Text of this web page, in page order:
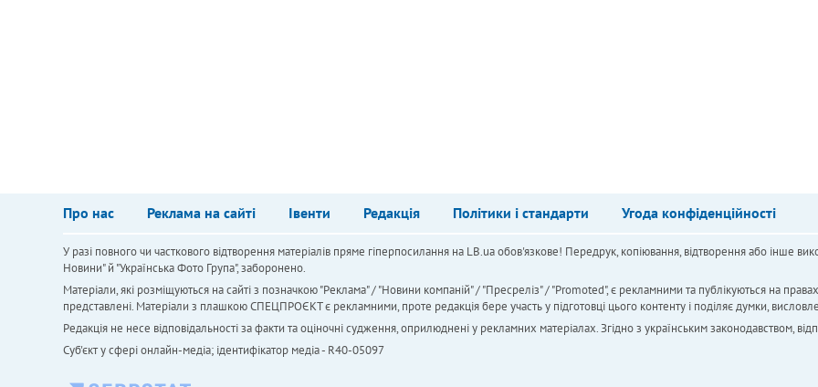
Про нас Реклама на сайті Івенти Редакція Політики і стандарти Угода конфіденційності
У разі повного чи часткового відтворення матеріалів пряме гіперпосилання на LB.ua обов'язкове! Передрук, копіювання, відтворення або інше
Новини" й "Українська Фото Група", заборонено.
Матеріали, які розміщуються на сайті з позначкою "Реклама" / "Новини компаній" / "Пресреліз" / "Promoted", є рекламними та публікуються на
представлені. Матеріали з плашкою СПЕЦПРОЄКТ є рекламними, проте редакція бере участь у підготовці цього контенту і поділяє думки,
Редакція не несе відповідальності за факти та оціночні судження, оприлюднені у рекламних матеріалах. Згідно з українським законодавством,
Cуб'єкт у сфері онлайн-медіа; ідентифікатор медіа - R40-05097